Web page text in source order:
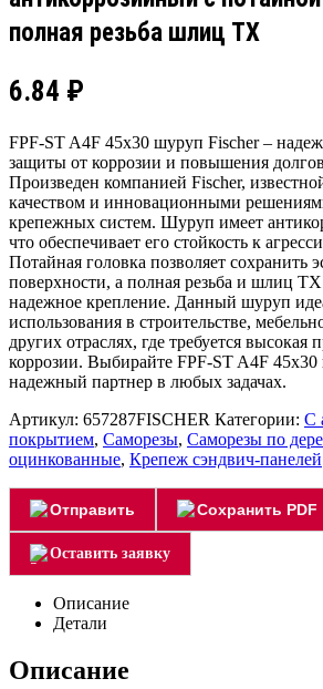
полная резьба шлиц TX
6.84 ₽
FPF-ST A4F 45х30 шуруп Fischer –
защиты от коррозии и повышения
Произведен компанией Fischer,
качеством и инновационными
крепежных систем. Шуруп имеет
что обеспечивает его стойкость к
Потайная головка позволяет сохранить
поверхности, а полная резьба и шлиц
надежное крепление. Данный шуруп
использования в строительстве,
других отраслях, где требуется высокая
коррозии. Выбирайте FPF-ST A4F
надежный партнер в любых задачах.
Артикул: 657287FISCHER Категории: С
покрытием, Саморезы, Саморезы по
оцинкованные, Крепеж сэндвич-панелей
Отправить Сохранить PDF
Оставить заявку
Описание
Детали
Описание